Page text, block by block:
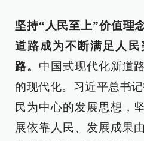
坚持“人民至上”价值理
道路成为不断满足人
路。 中国式现代化新道
的现代化。习近平总书
民为中心的发展思想，
展依靠人民、发展成果